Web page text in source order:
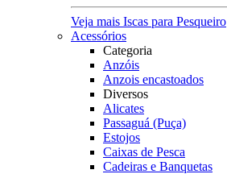
Veja mais Iscas para Pesqueiro
Acessórios
Categoria
Anzóis
Anzois encastoados
Diversos
Alicates
Passaguá (Puça)
Estojos
Caixas de Pesca
Cadeiras e Banquetas